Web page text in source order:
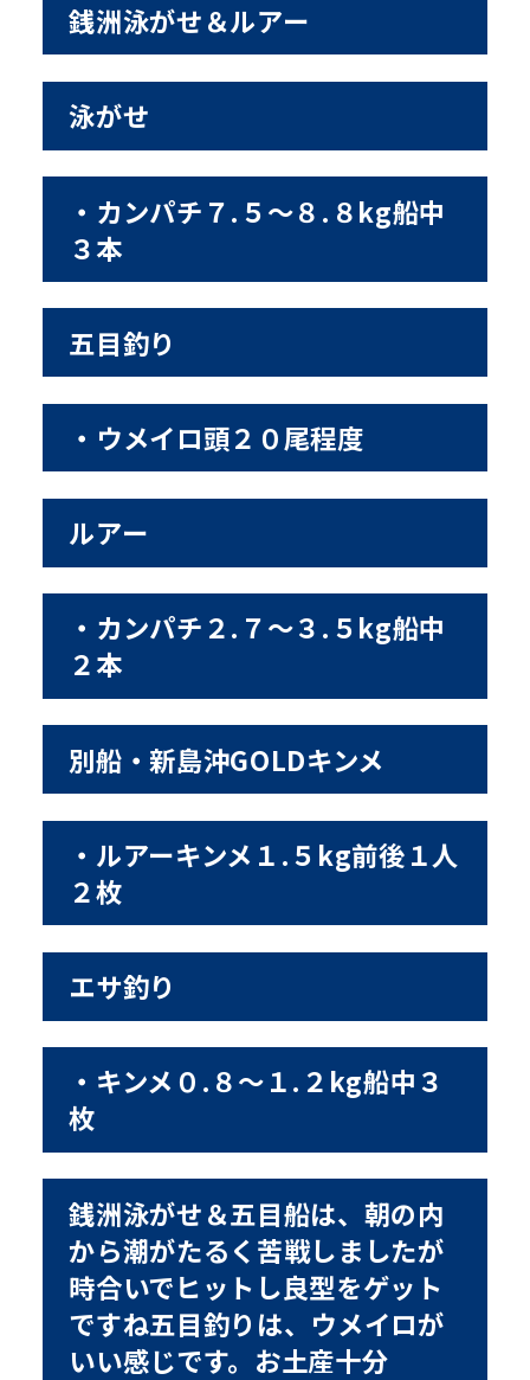
銭洲泳がせ＆ルアー
泳がせ
・カンパチ７.５〜８.８kg船中
３本
五目釣り
・ウメイロ頭２０尾程度
ルアー
・カンパチ２.７〜３.５kg船中
２本
別船・新島沖GOLDキンメ
・ルアーキンメ１.５kg前後１人
２枚
エサ釣り
・キンメ０.８〜１.２kg船中３
枚
銭洲泳がせ＆五目船は、朝の内
から潮がたるく苦戦しましたが
時合いでヒットし良型をゲット
ですね五目釣りは、ウメイロが
いい感じです。お土産十分